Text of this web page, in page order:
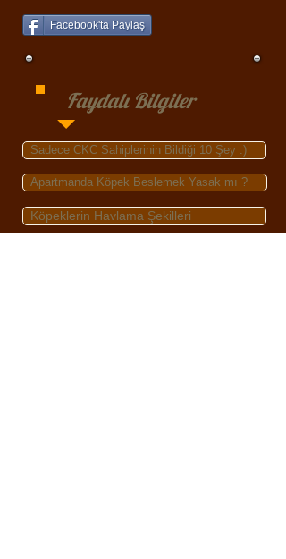
Facebook'ta Paylaş
Faydalı Bilgiler
Sadece CKC Sahiplerinin Bildiği 10 Şey :)
Apartmanda Köpek Beslemek Yasak mı ?
Köpeklerin Havlama Şekilleri